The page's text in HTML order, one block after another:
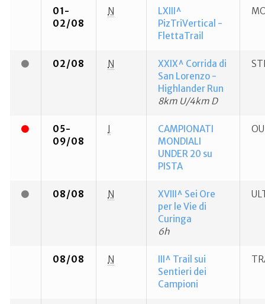
01-
02/08
N
LXIII^
PizTriVertical -
FlettaTrail
02/08 N
XXIX^ Corrida di
San Lorenzo -
Highlander Run
8km U/4km D
05-
09/08
I
CAMPIONATI
MONDIALI
UNDER 20 su
PISTA
08/08 N
XVIII^ Sei Ore
per le Vie di
Curinga
6h
08/08 N
III^ Trail sui
Sentieri dei
Campioni